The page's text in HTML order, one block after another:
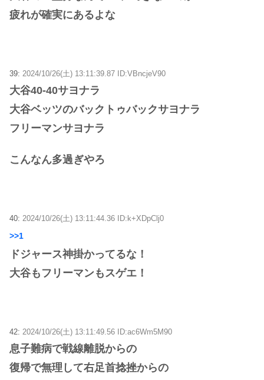
疲れが確実にあるよな
39: 2024/10/26(土) 13:11:39.87 ID:VBncjeV90
大谷40-40サヨナラ
大谷ベッツのバックトゥバックサヨナラ
フリーマンサヨナラ
こんなん多過ぎやろ
40: 2024/10/26(土) 13:11:44.36 ID:k+XDpClj0
>>1
ドジャース神掛かってるな！
大谷もフリーマンもスゲエ！
42: 2024/10/26(土) 13:11:49.56 ID:ac6Wm5M90
息子難病で戦線離脱からの
復帰で無理して右足首捻挫からの